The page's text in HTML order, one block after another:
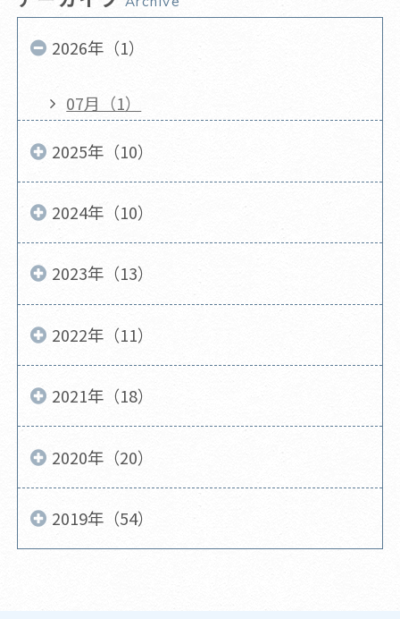
2026年（1）
07月（1）
2025年（10）
2024年（10）
2023年（13）
2022年（11）
2021年（18）
2020年（20）
2019年（54）